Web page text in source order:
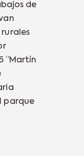
de
“Martín
parque